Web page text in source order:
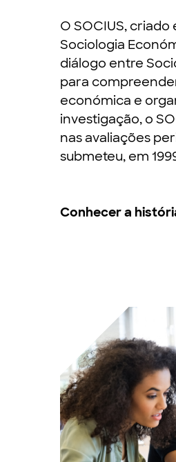
O SOCIUS,
Sociologia
diálogo entre
para
económica e
investigação, o
nas avaliações
submeteu, em
Conhecer a